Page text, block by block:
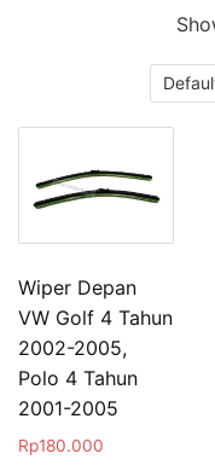
Wiper Depan
VW Golf 4 Tahun
2002-2005,
Polo 4 Tahun
2001-2005
Rp180.000